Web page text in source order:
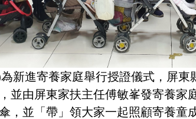
新進寄養家庭舉行授證儀式，屏
並由屏東家扶主任傅敏峯發寄養家
，並「帶」領大家一起照顧寄養童